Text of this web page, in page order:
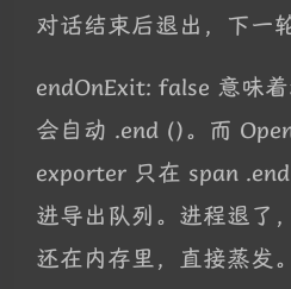
对话结束后退出，下一
endOnExit: false 意味
会自动 .end ()。而
exporter 只在 span
进导出队列。进程退了
还在内存里，直接蒸发。